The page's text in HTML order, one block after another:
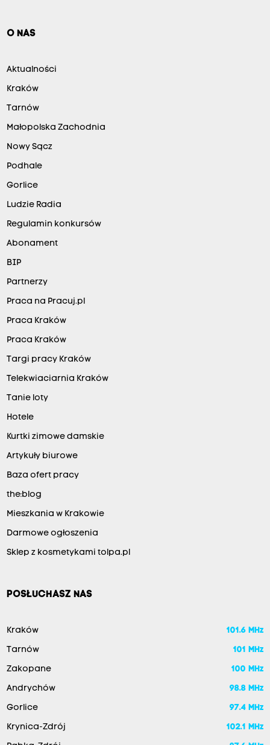
O NAS
Aktualności
Kraków
Tarnów
Małopolska Zachodnia
Nowy Sącz
Podhale
Gorlice
Ludzie Radia
Regulamin konkursów
Abonament
BIP
Partnerzy
Praca na Pracuj.pl
Praca Kraków
Praca Kraków
Targi pracy Kraków
Telekwiaciarnia Kraków
Tanie loty
Hotele
Kurtki zimowe damskie
Artykuły biurowe
Baza ofert pracy
the:blog
Mieszkania w Krakowie
Darmowe ogłoszenia
Sklep z kosmetykami tolpa.pl
POSŁUCHASZ NAS
Kraków 101.6 MHz
Tarnów 101 MHz
Zakopane 100 MHz
Andrychów 98.8 MHz
Gorlice 97.4 MHz
Krynica-Zdrój 102.1 MHz